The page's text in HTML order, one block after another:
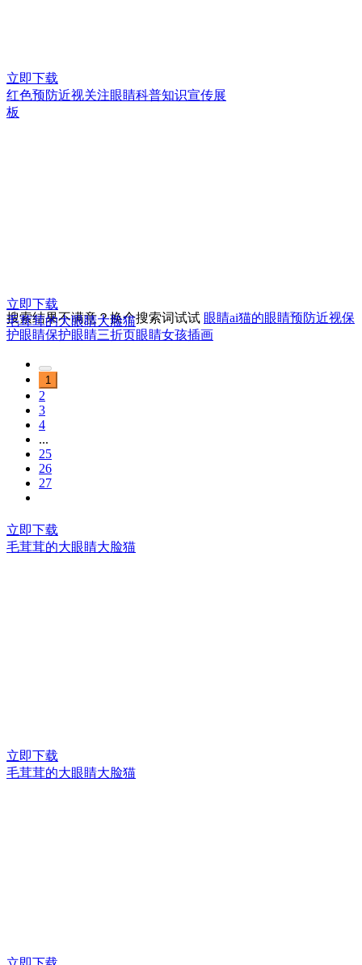
立即下载
红色预防近视关注眼睛科普知识宣传展
板
立即下载
毛茸茸的大眼睛大脸猫
立即下载
毛茸茸的大眼睛大脸猫
立即下载
毛茸茸的大眼睛大脸猫
搜索结果不满意？换个搜索词试试 眼睛ai猫的眼睛预防近视保
护眼睛保护眼睛三折页 眼睛女孩插画
1
2
3
4
...
25
26
27